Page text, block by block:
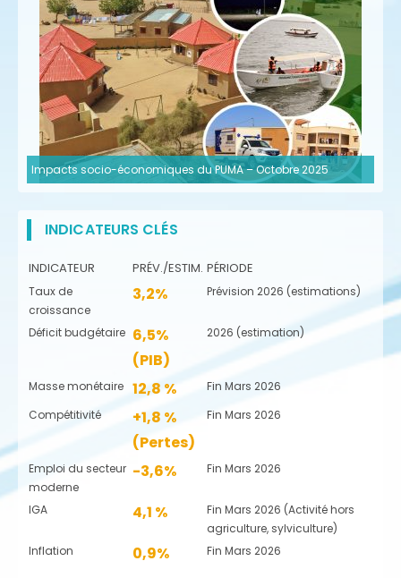
Impacts socio-économiques du PUMA – Octobre 2025
INDICATEURS CLÉS
INDICATEUR PRÉV./ESTIM. PÉRIODE
Taux de
croissance
3,2% Prévision 2026 (estimations)
Déficit budgétaire 6,5%
(PIB)
2026 (estimation)
Masse monétaire 12,8 %
Fin Mars 2026
Compétitivité
+1,8 %
(Pertes)
Fin Mars 2026
Emploi du secteur
moderne
-3,6% Fin Mars 2026
IGA 4,1 %
Fin Mars 2026 (Activité hors
agriculture, sylviculture)
Inflation
0,9% Fin Mars 2026